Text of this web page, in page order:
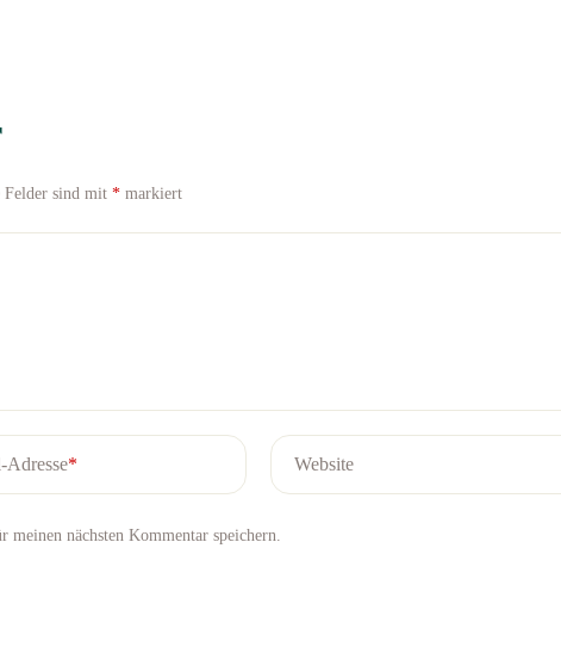
sind mit * markiert
* Website
nächsten Kommentar speichern.